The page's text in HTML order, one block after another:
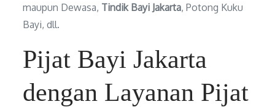
maupun Dewasa, Tindik Bayi Jakarta, Potong Kuku
Bayi, dll.
Pijat Bayi Jakarta
dengan Layanan Pijat